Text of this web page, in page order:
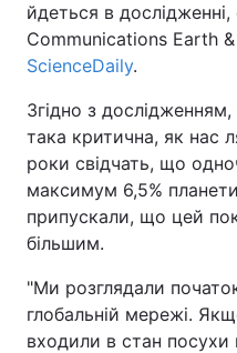
Техно і зв'язок
Зброя
Здоров'я
Цікавинки
Екологія
Відео з Youtube
йдеться в
Communications Earth
ScienceDaily.
Згідно з
така критична, як нас
роки свідчать, що
максимум 6,5%
припускали, що цей
більшим.
"Ми розглядали
глобальній мережі.
входили в стан посухи